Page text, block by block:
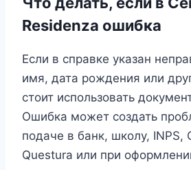
Residenza ошибка
Если в справке указан
имя, дата рождения или
стоит использовать
Ошибка может создать
подаче в банк, школу, INPS,
Questura или при